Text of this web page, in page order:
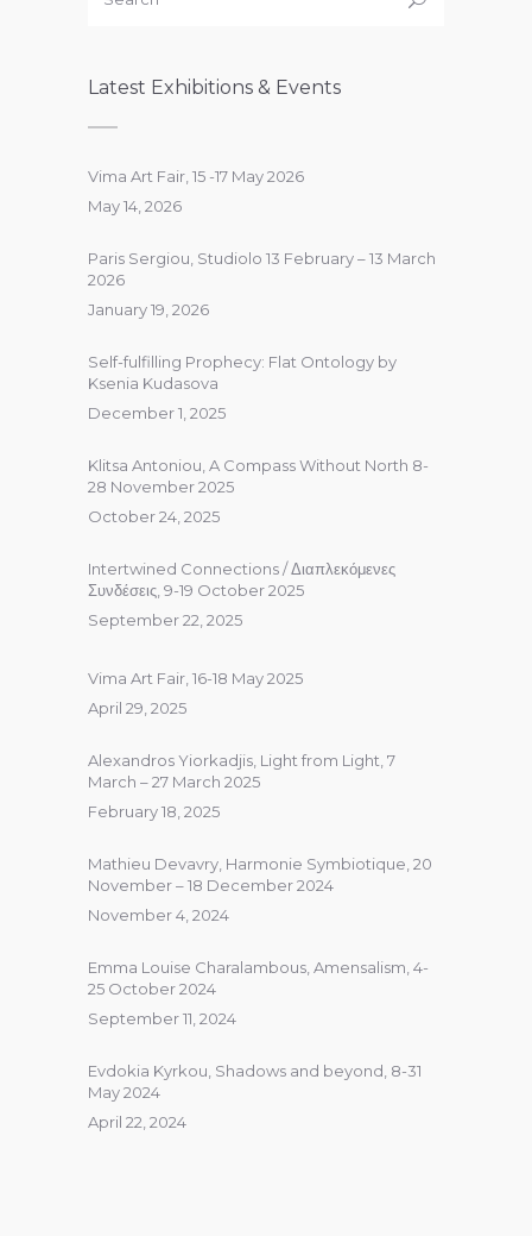
Latest Exhibitions & Events
Vima Art Fair, 15 -17 May 2026
May 14, 2026
Paris Sergiou, Studiolo 13 February – 13 March
2026
January 19, 2026
Self-fulfilling Prophecy: Flat Ontology by
Ksenia Kudasova
December 1, 2025
Klitsa Antoniou, A Compass Without North 8-
28 November 2025
October 24, 2025
Intertwined Connections / Διαπλεκόμενες
Συνδέσεις, 9-19 October 2025
September 22, 2025
Vima Art Fair, 16-18 May 2025
April 29, 2025
Alexandros Yiorkadjis, Light from Light, 7
March – 27 March 2025
February 18, 2025
Mathieu Devavry, Harmonie Symbiotique, 20
November – 18 December 2024
November 4, 2024
Emma Louise Charalambous, Amensalism, 4-
25 October 2024
September 11, 2024
Evdokia Kyrkou, Shadows and beyond, 8-31
May 2024
April 22, 2024